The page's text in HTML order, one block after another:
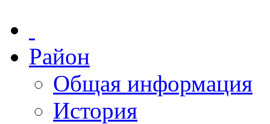
Район
Общая информация
История